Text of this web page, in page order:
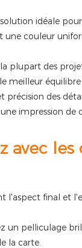
idéale
une couleur
plupart des
meilleur
précision des
avec
l'aspect final et
un pelliculage
la carte.